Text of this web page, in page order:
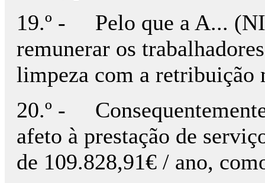
19.º - Pelo que a A...
remunerar os
limpeza com a retribuição
20.º -
afeto à prestação de
de 109.828,91€ / ano,